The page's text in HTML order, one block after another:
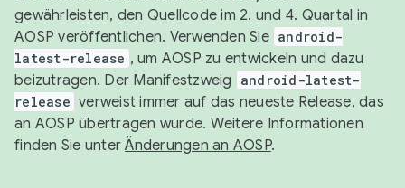
gewährleisten, den Quellcode im 2. und 4. Quartal in
AOSP veröffentlichen. Verwenden Sie android-
latest-release , um AOSP zu entwickeln und dazu
beizutragen. Der Manifestzweig
android-latest-
release verweist immer auf das neueste Release, das
an AOSP übertragen wurde. Weitere Informationen
finden Sie unterÄnderungen an AOSP.